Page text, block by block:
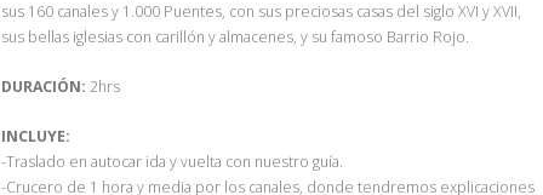
sus 160 canales y 1.000 Puentes, con sus preciosas casas del siglo XVI y XVII,
sus bellas iglesias con carillón y almacenes, y su famoso Barrio Rojo.
DURACIÓN: 2hrs
INCLUYE:
-Traslado en autocar ida y vuelta con nuestro guía.
-Crucero de 1 hora y media por los canales, donde tendremos explicaciones